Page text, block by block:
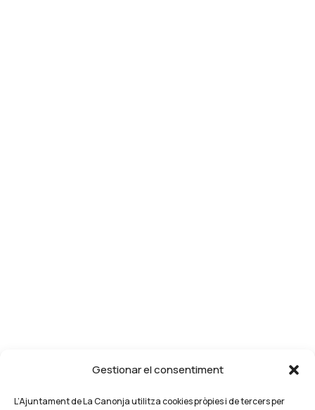
Gestionar el consentiment
L’Ajuntament de La Canonja utilitza cookies pròpies i de tercers per